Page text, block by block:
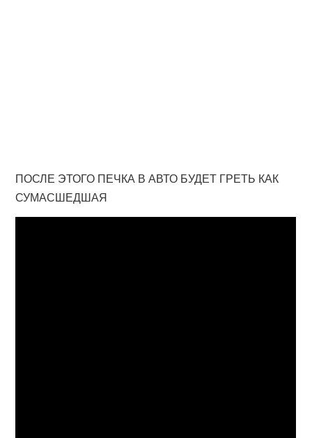
ПОСЛЕ ЭТОГО ПЕЧКА В АВТО БУДЕТ ГРЕТЬ КАК
СУМАСШЕДШАЯ